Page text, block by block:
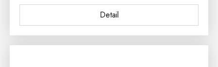
Detail